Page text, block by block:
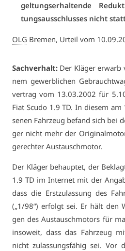
gel­tungs­er­hal­ten­de
tungs­aus­schlus­ses nicht
OLG Bre­men, Ur­teil vom
Sach­ver­halt: Der Klä­ger
nem ge­werb­li­chen
ver­trag vom 13.03.2002 für
Fi­at Scu­do 1.9 TD. In die­sem
se­nen Fahr­zeug be­fand sich bei
ger nicht mehr der
ge­rech­ter Aus­tausch­mo­tor.
Der Klä­ger be­haup­tet, der
1.9 TD im In­ter­net mit der
dass die Erst­zu­las­sung des
(„1/98“) er­folgt sei. Er hält den
gen des Aus­tausch­mo­tors für
in­so­weit, dass das Fahr­zeug
nicht zu­las­sungs­fä­hig sei. Vor